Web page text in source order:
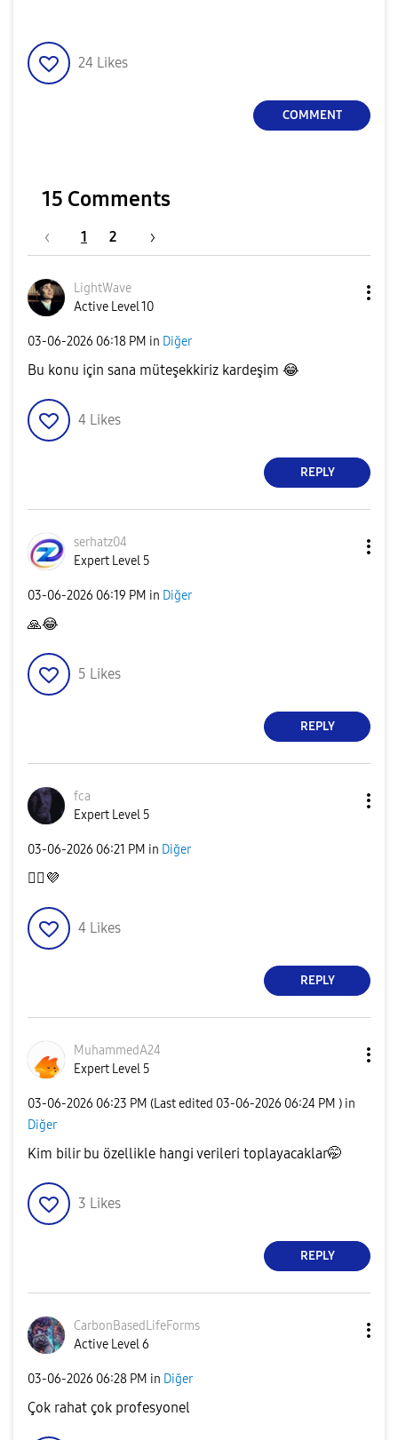
24 Likes
COMMENT
15 Comments
1 2
LightWave
Active Level 10
‎03-06-2026 06:18 PM in Diğer
Bu konu için sana müteşekkiriz kardeşim 😂
4 Likes
REPLY
serhatz04
Expert Level 5
‎03-06-2026 06:19 PM in Diğer
🙏😂
5 Likes
REPLY
fca
Expert Level 5
‎03-06-2026 06:21 PM in Diğer
👍🏻 💜
4 Likes
REPLY
MuhammedA24
Expert Level 5
‎03-06-2026 06:23 PM (Last edited ‎03-06-2026 06:24 PM ) in
Diğer
Kim bilir bu özellikle hangi verileri toplayacaklar🤭
3 Likes
REPLY
CarbonBasedLifeForms
Active Level 6
‎03-06-2026 06:28 PM in Diğer
Çok rahat çok profesyonel